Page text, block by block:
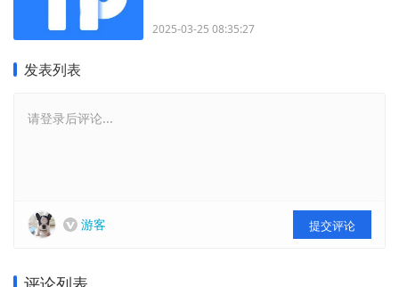
2025-03-25 08:35:27
发表列表
请登录后评论...
游客 提交评论